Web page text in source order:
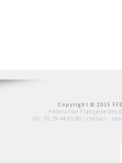
Copyright © 2015
Fédération Française des
tél : 01 39 44 65 80 | contact :